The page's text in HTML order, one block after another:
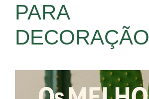
PARA
DECORAÇÃO